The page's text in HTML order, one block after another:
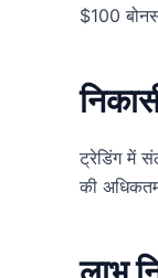
$100
ट्रेडिंग में
की